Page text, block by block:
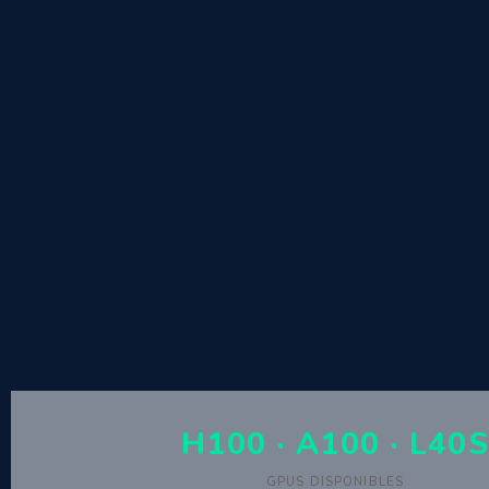
H100 · A100 · L40S
GPUS DISPONIBLES